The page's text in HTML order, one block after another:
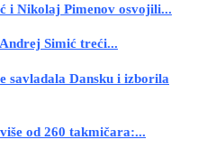
i Nikolaj Pimenov osvojili...
Simić treći...
savladala Dansku i izborila
od 260 takmičara:...